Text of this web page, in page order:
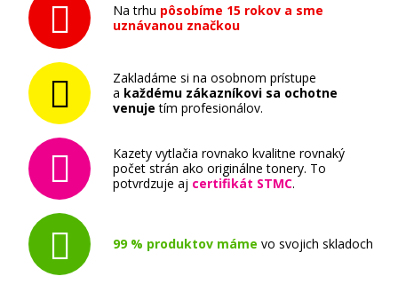
51,90 €
Pridať do košíka
Ricoh 841755 (842020) (Čierny)
Originálny toner
Na trhu pôsobíme 15 rokov a sme
uznávanou značkou
Zakladáme si na osobnom prístupe
a každému zákazníkovi sa ochotne
venuje tím profesionálov.
Kazety vytlačia rovnako kvalitne rovnaký
počet strán ako originálne tonery. To
potvrdzuje aj certifikát STMC.
99 % produktov máme vo svojich skladoch